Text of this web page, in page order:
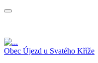
Obec Újezd u Svatého Kříže